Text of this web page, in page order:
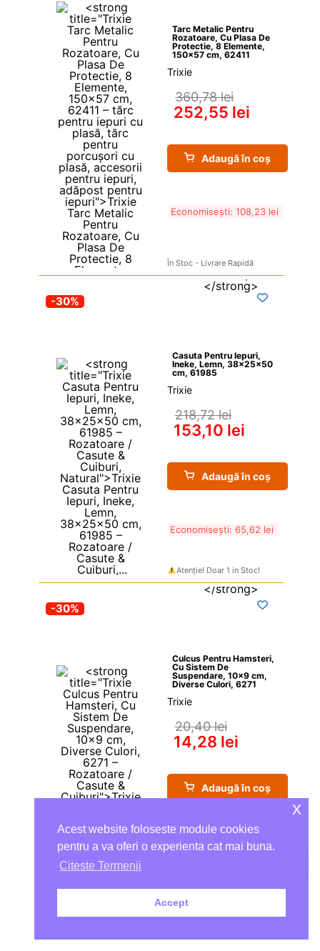
Tarc Metalic Pentru
Rozatoare, Cu Plasa De
Protectie, 8 Elemente,
150×57 cm, 62411
Trixie
360,78 lei
252,55 lei
Adaugă în coș
Economisești: 108,23 lei
În Stoc - Livrare Rapidă
-30%
Casuta Pentru Iepuri,
Ineke, Lemn, 38x25x50
cm, 61985
Trixie
218,72 lei
153,10 lei
Adaugă în coș
Economisești: 65,62 lei
Atenție! Doar 1 in Stoc!
-30%
Culcus Pentru Hamsteri,
Cu Sistem De
Suspendare, 10×9 cm,
Diverse Culori, 6271
Trixie
20,40 lei
14,28 lei
Adaugă în coș
Economisești: 6,12
-30%
Acest website foloseste module cookies
pentru a va oferi o experienta cat mai buna.
Citeste Termenii
Accept
x